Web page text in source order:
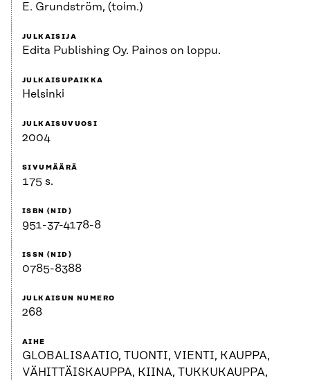
E. Grundström, (toim.)
JULKAISIJA
Edita Publishing Oy. Painos on loppu.
JULKAISUPAIKKA
Helsinki
JULKAISUVUOSI
2004
SIVUMÄÄRÄ
175 s.
ISBN (NID)
951-37-4178-8
ISSN (NID)
0785-8388
JULKAISUN NUMERO
268
AIHE
GLOBALISAATIO, TUONTI, VIENTI, KAUPPA,
VÄHITTÄISKAUPPA, KIINA, TUKKUKAUPPA,